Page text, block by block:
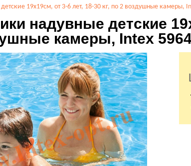
19х19см, от 3-6 лет, 18-30 кг, по 2 воздушные камеры,
надувные детские
камеры, Intex